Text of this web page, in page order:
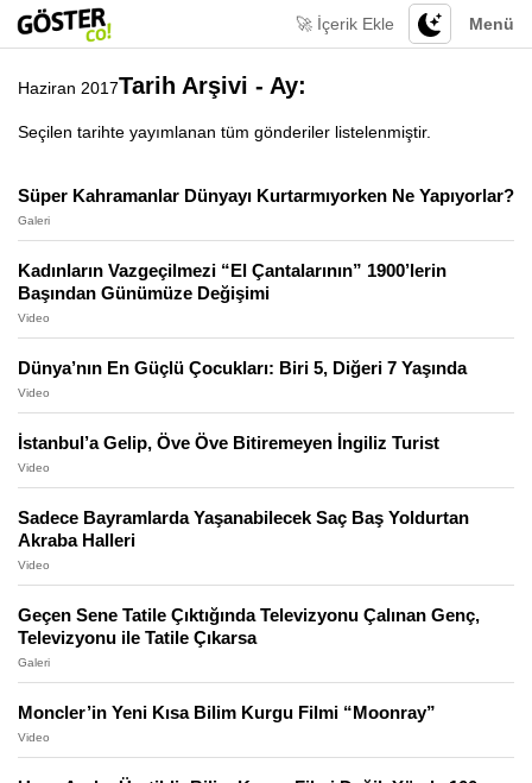
Menü
🚀 İçerik Ekle
Tarih Arşivi - Ay:
Haziran 2017
Seçilen tarihte yayımlanan tüm gönderiler listelenmiştir.
Süper Kahramanlar Dünyayı Kurtarmıyorken Ne Yapıyorlar?
Galeri
Kadınların Vazgeçilmezi “El Çantalarının” 1900’lerin
Başından Günümüze Değişimi
Video
Dünya’nın En Güçlü Çocukları: Biri 5, Diğeri 7 Yaşında
Video
İstanbul’a Gelip, Öve Öve Bitiremeyen İngiliz Turist
Video
Sadece Bayramlarda Yaşanabilecek Saç Baş Yoldurtan
Akraba Halleri
Video
Geçen Sene Tatile Çıktığında Televizyonu Çalınan Genç,
Televizyonu ile Tatile Çıkarsa
Galeri
Moncler’in Yeni Kısa Bilim Kurgu Filmi “Moonray”
Video